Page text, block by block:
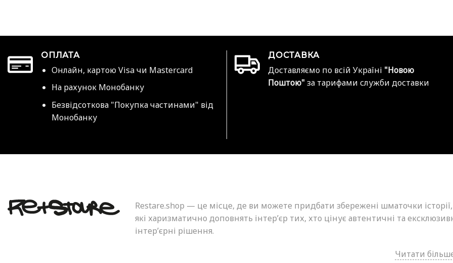
ОПЛАТА
Онлайн, картою Visa чи Mastercard
На рахунок Монобанку
Безвідсоткова "Покупка частинами" від
Монобанку
ДОСТАВКА
Доставляємо по всій Україні "Новою
Поштою" за тарифами служби доставки
Restare.shop — це місце, де ви можете придбати збережені шматочки історії,
які харизматично доповнять інтер’єр тих, хто цінує автентичні та
інтер’єрні рішення.
Читати